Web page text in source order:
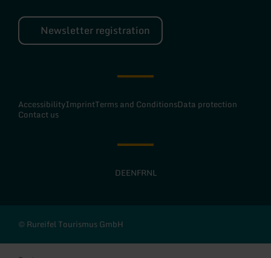
Newsletter registration
AccessibilityImprintTerms and ConditionsData protection
Contact us
DEENFRNL
© Rureifel Tourismus GmbH